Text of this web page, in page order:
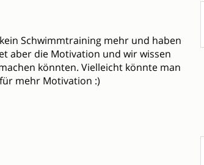
Schwimmtraining mehr und haben
aber die Motivation und wir wissen
könnten. Vielleicht könnte man
mehr Motivation :)